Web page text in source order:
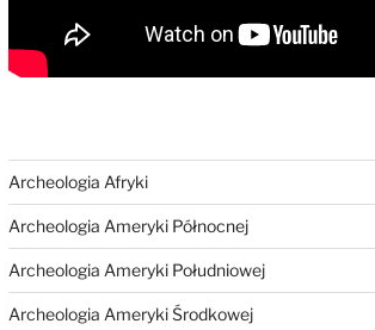
Archeologia Afryki
Archeologia Ameryki Północnej
Archeologia Ameryki Południowej
Archeologia Ameryki Środkowej